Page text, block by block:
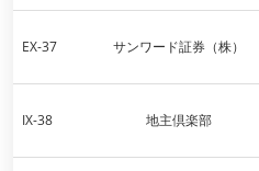
EX-37 サンワード証券（株）
IX-38 地主倶楽部